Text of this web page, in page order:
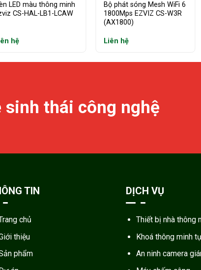
LED màu thông minh
CS-HAL-LB1-LCAW
hệ
Bộ phát sóng Mesh WiFi 6
1800Mps EZVIZ CS-W3R
(AX1800)
Liên hệ
sinh thái công nghệ
TIN
chủ
thiệu
phẩm
DỊCH VỤ
Thiết bị nhà thông
Khoá thông minh
An ninh camera